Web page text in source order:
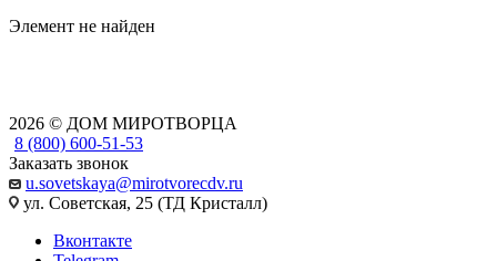
Элемент не найден
2026 © ДОМ МИРОТВОРЦА
8 (800) 600-51-53
Заказать звонок
u.sovetskaya@mirotvorecdv.ru
ул. Советская, 25 (ТД Кристалл)
Вконтакте